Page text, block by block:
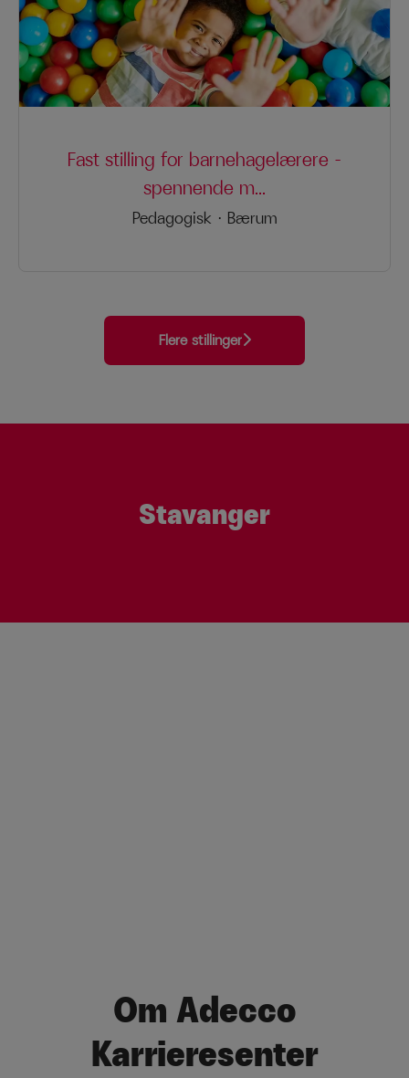
Fast stilling for barnehagelærere –
spennende m...
Pedagogisk · Bærum
Flere stillinger
Stavanger
Om Adecco
Karrieresenter